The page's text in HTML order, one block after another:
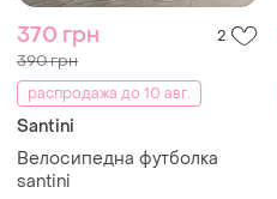
370 грн 2
390 грн
распродажа до 10 авг.
Santini
Велосипедна футболка
santini